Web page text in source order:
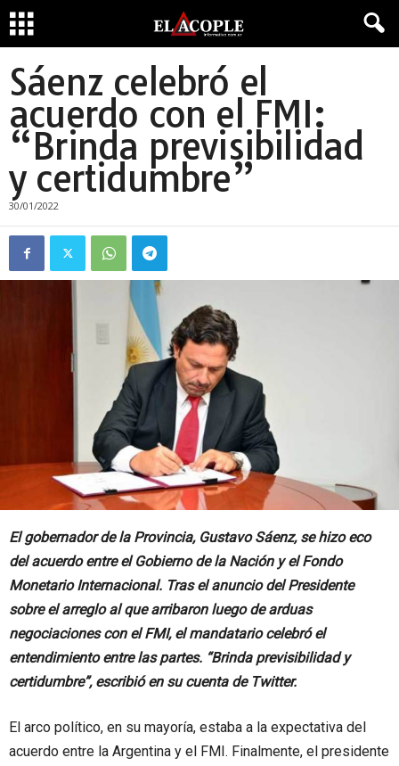
Sáenz celebró el
acuerdo con el FMI:
“Brinda previsibilidad
y certidumbre”
30/01/2022
El gobernador de la Provincia, Gustavo Sáenz, se hizo eco
del acuerdo entre el Gobierno de la Nación y el Fondo
Monetario Internacional. Tras el anuncio del Presidente
sobre el arreglo al que arribaron luego de arduas
negociaciones con el FMI, el mandatario celebró el
entendimiento entre las partes. “Brinda previsibilidad y
certidumbre”, escribió en su cuenta de Twitter.
El arco político, en su mayoría, estaba a la expectativa del
acuerdo entre la Argentina y el FMI. Finalmente, el presidente